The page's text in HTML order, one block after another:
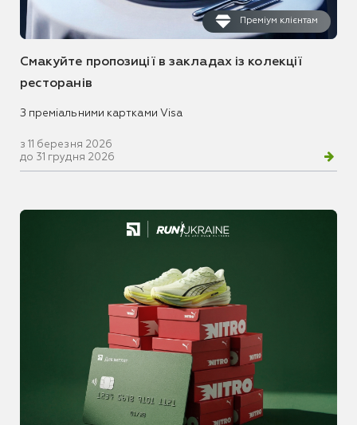
Преміум клієнтам
Смакуйте пропозиції в закладах із колекції
ресторанів
З преміальними картками Visa
з 11 березня 2026
до 31 грудня 2026